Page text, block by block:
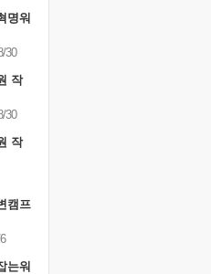
명워
30
작
30
작
캠프
는워